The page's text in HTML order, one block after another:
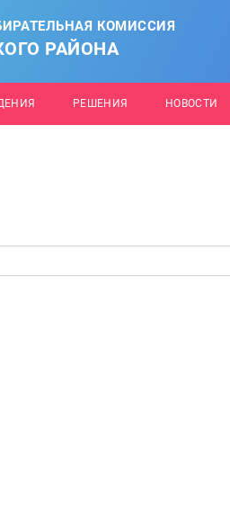
КОМИССИЯ
РАЙОНА
РЕШЕНИЯ НОВОСТИ